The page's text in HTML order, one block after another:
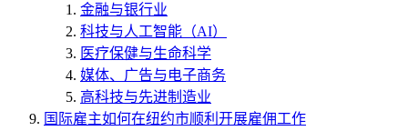
金融与银行业
科技与人工智能（AI）
医疗保健与生命科学
媒体、广告与电子商务
高科技与先进制造业
国际雇主如何在纽约市顺利开展雇佣工作